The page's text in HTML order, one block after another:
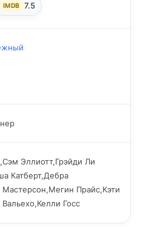
IMDB 7.5
Эллиотт,Грэйди Ли
Катберт,Дебра
Прайс,Кэти
Госс